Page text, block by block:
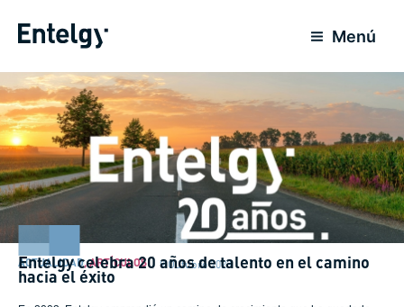
para
conteúdo
Menú
ACTUALIDAD,ARTÍCULOS 9 Outubro 2023
Entelgy celebra 20 años de talento en el camino
hacia el éxito